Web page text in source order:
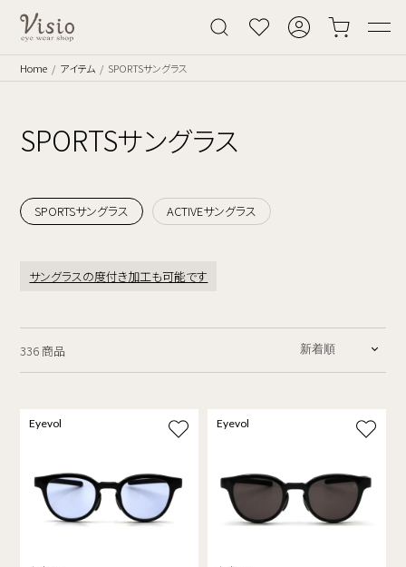
Home アイテム SPORTSサングラス
SPORTSサングラス
SPORTSサングラス ACTIVEサングラス
サングラスの度付き加工も可能です
336 商品
Eyevol Eyevol